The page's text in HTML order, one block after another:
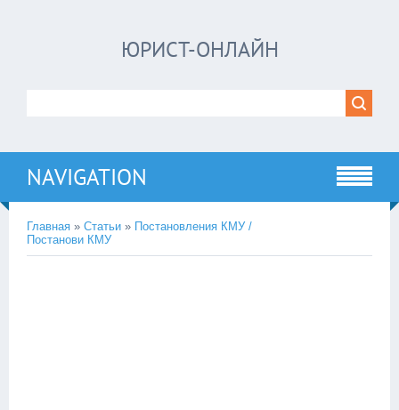
ЮРИСТ-ОНЛАЙН
NAVIGATION
Главная » Статьи » Постановления КМУ /
Постанови КМУ